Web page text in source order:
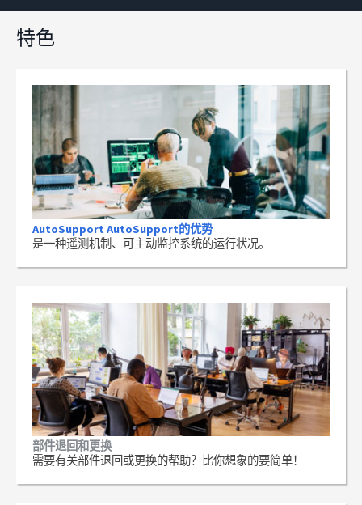
特色
AutoSupport AutoSupport的优势
是一种遥测机制、可主动监控系统的运行状况。
部件退回和更换
需要有关部件退回或更换的帮助？比你想象的要简单！